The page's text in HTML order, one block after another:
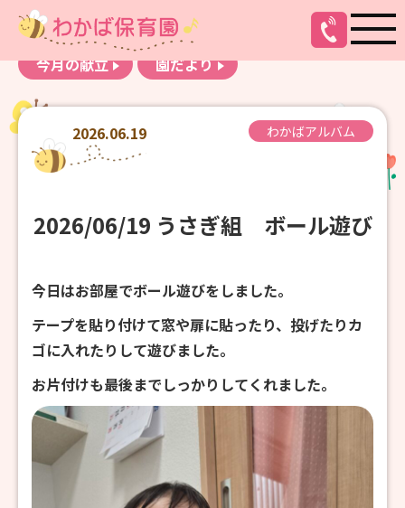
お知らせ
わかばアルバム
今月の献立
園だより
2026.06.19 わかばアルバム
2026/06/19 うさぎ組 ボール遊び
今日はお部屋でボール遊びをしました。
テープを貼り付けて窓や扉に貼ったり、投げたりカ
ゴに入れたりして遊びました。
お片付けも最後までしっかりしてくれました。